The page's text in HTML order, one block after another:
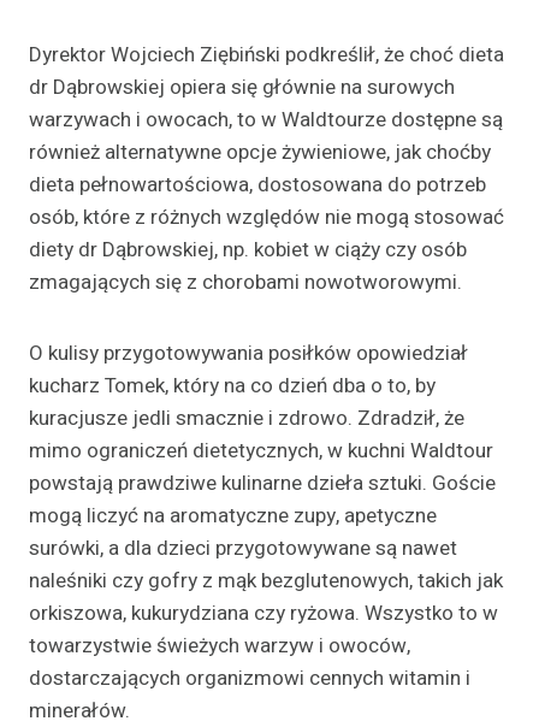
Dyrektor Wojciech Ziębiński podkreślił, że choć dieta
dr Dąbrowskiej opiera się głównie na surowych
warzywach i owocach, to w Waldtourze dostępne są
również alternatywne opcje żywieniowe, jak choćby
dieta pełnowartościowa, dostosowana do potrzeb
osób, które z różnych względów nie mogą stosować
diety dr Dąbrowskiej, np. kobiet w ciąży czy osób
zmagających się z chorobami nowotworowymi.
O kulisy przygotowywania posiłków opowiedział
kucharz Tomek, który na co dzień dba o to, by
kuracjusze jedli smacznie i zdrowo. Zdradził, że
mimo ograniczeń dietetycznych, w kuchni Waldtour
powstają prawdziwe kulinarne dzieła sztuki. Goście
mogą liczyć na aromatyczne zupy, apetyczne
surówki, a dla dzieci przygotowywane są nawet
naleśniki czy gofry z mąk bezglutenowych, takich jak
orkiszowa, kukurydziana czy ryżowa. Wszystko to w
towarzystwie świeżych warzyw i owoców,
dostarczających organizmowi cennych witamin i
minerałów.